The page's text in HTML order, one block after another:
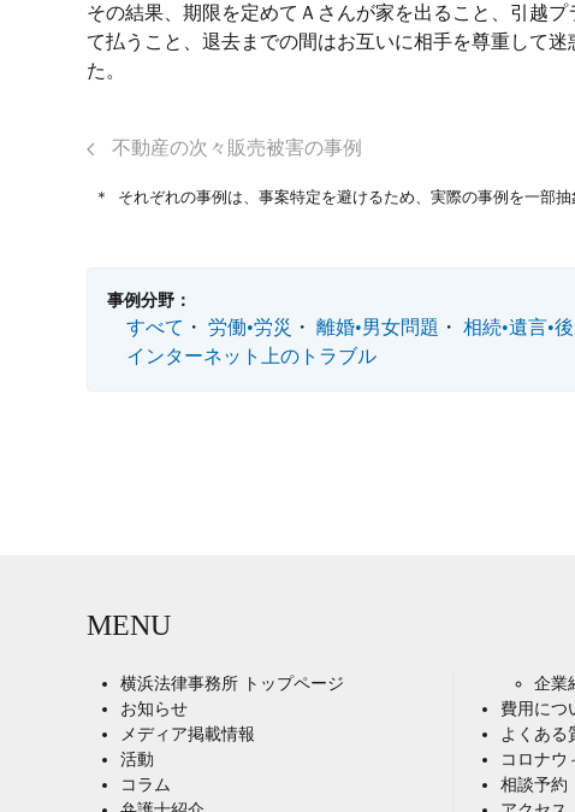
その結果、期限を定めてＡさんが家を出ること、引越
て払うこと、退去までの間はお互いに相手を尊重して
た。
不動産の次々販売被害の事例
それぞれの事例は、事案特定を避けるため、実際の事例を一部抽
事例分野：
すべて 労働•労災 離婚•男女問題 相続•遺言•
インターネット上のトラブル
MENU
横浜法律事務所 トップページ
お知らせ
メディア掲載情報
活動
コラム
企業
費用につ
よくある
コロナウ
相談予約